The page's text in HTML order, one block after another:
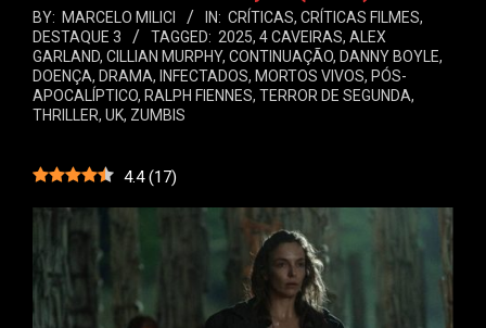
BY: MARCELO MILICI IN: CRÍTICAS, CRÍTICAS FILMES,
DESTAQUE 3
TAGGED: 2025, 4 CAVEIRAS, ALEX
GARLAND, CILLIAN MURPHY, CONTINUAÇÃO, DANNY BOYLE,
DOENÇA, DRAMA, INFECTADOS, MORTOS VIVOS, PÓS-
APOCALÍPTICO, RALPH FIENNES, TERROR DE SEGUNDA,
THRILLER, UK, ZUMBIS
4.4 (17)